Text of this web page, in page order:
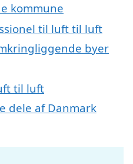
kommune
til luft til luft
byer
til luft
dele af Danmark